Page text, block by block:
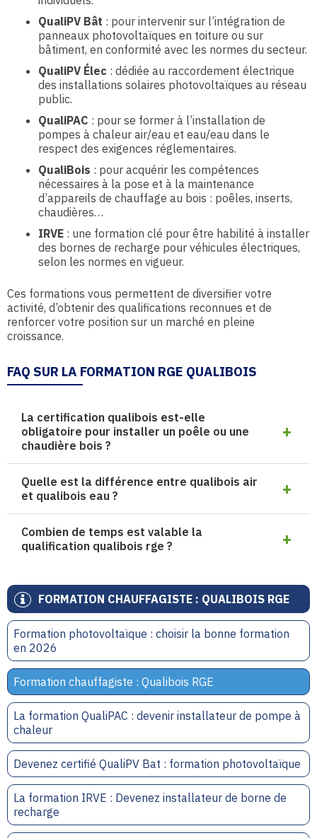
FORMATION CHAUFFAGISTE : QUALIBOIS RGE
Formation photovoltaïque : choisir la bonne formation
en 2026
Formation chauffagiste : Qualibois RGE
La formation QualiPAC : devenir installateur de pompe à
chaleur
Devenez certifié QualiPV Bat : formation photovoltaïque
La formation IRVE : Devenez installateur de borne de
recharge
QualiPV Bât : pour intervenir sur l’intégration de
panneaux photovoltaïques en toiture ou sur
bâtiment, en conformité avec les normes du secteur.
QualiPV Élec : dédiée au raccordement électrique
des installations solaires photovoltaïques au réseau
public.
QualiPAC : pour se former à l’installation de
pompes à chaleur air/eau et eau/eau dans le
respect des exigences réglementaires.
QualiBois : pour acquérir les compétences
nécessaires à la pose et à la maintenance
d’appareils de chauffage au bois : poêles, inserts,
chaudières…
IRVE : une formation clé pour être habilité à installer
des bornes de recharge pour véhicules électriques,
selon les normes en vigueur.
Ces formations vous permettent de diversifier votre
activité, d’obtenir des qualifications reconnues et de
renforcer votre position sur un marché en pleine
croissance.
FAQ SUR LA FORMATION RGE QUALIBOIS
La certification qualibois est-elle
obligatoire pour installer un poêle ou une
chaudière bois ?
Quelle est la différence entre qualibois air
et qualibois eau ?
Combien de temps est valable la
qualification qualibois rge ?